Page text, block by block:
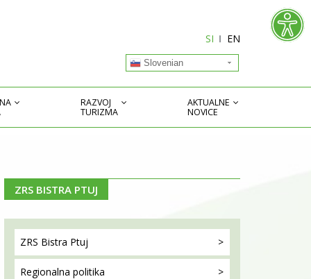
SI EN
Slovenian
RAZVOJ
TURIZMA
AKTUALNE
NOVICE
ZRS BISTRA PTUJ
ZRS Bistra Ptuj
Regionalna politika